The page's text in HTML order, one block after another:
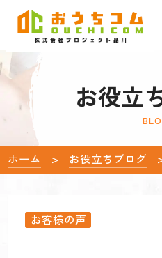
お役立
ホーム お役立ちブログ
お客様の声